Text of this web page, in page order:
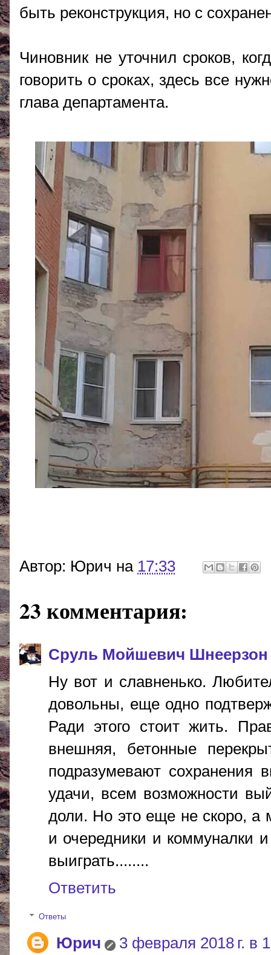
быть реконструкция, но с
Чиновник не уточнил сроков,
говорить о сроках, здесь все
глава департамента.
Автор: Юрич на 17:33
23 комментария:
Сруль Мойшевич Шнеерзон
Ну вот и славненько.
довольны, еще одно
Ради этого стоит жить.
внешняя, бетонные
подразумевают сохранения
удачи, всем возможности
доли. Но это еще не скоро, а
и очередники и коммуналки
выиграть........
Ответить
Ответы
Юрич
3 февраля 2018 г. в